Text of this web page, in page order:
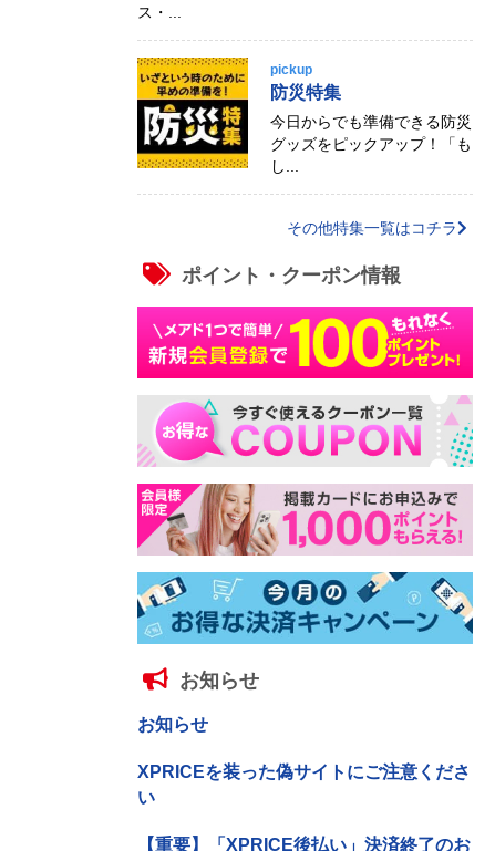
ス・...
pickup
防災特集
今日からでも準備できる防災
グッズをピックアップ！「も
し...
その他特集一覧はコチラ
ポイント・クーポン情報
お知らせ
お知らせ
XPRICEを装った偽サイトにご注意くださ
い
【重要】「XPRICE後払い」決済終了のお